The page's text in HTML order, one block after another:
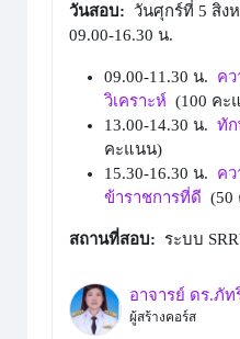
วันสอบ: วันศุกร์ที่ 5 สิง
09.00-16.30 น.
09.00-11.30 น. ค
วิเคราะห์ (100 คะ
13.00-14.30 น.ทัก
คะแนน)
15.30-16.30 น. ค
ข้าราชการที่ดี (50
สถานที่สอบ: ระบบ
อาจารย์ ดร.ภั
ผู้สร้างคอร์ส